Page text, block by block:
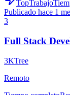
TopTrabajo
Publicado hace 1
3
Full Stack
3KTree
Remoto